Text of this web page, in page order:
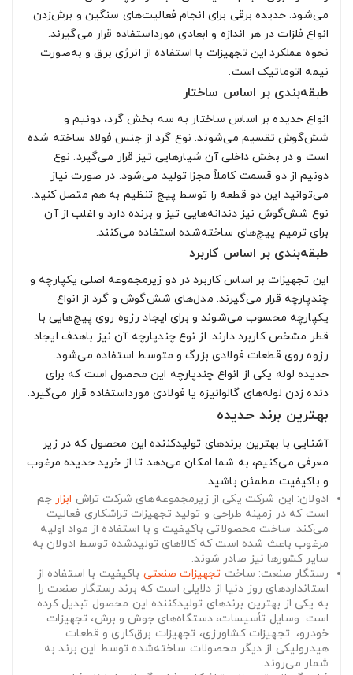
می‌شود. حدیده برقی برای انجام فعالیت‌های سنگین و برش‌زدن
انواع فلزات در هر اندازه و ابعادی مورداستفاده قرار می‌گیرند.
نحوه عملکرد این تجهیزات با استفاده از انرژی برق و به‌صورت
نیمه اتوماتیک است.
طبقه‌بندی بر اساس ساختار
انواع حدیده بر اساس ساختار به سه بخش گرد، دونیم و
شش‌گوش تقسیم می‌شوند. نوع گرد از جنس فولاد ساخته شده
است و در بخش داخلی آن شیارهایی تیز قرار می‌گیرد. نوع
دونیم از دو قسمت کاملاً مجزا تولید می‌شود. در صورت نیاز
می‌توانید این دو قطعه را توسط پیچ تنظیم به هم متصل کنید.
نوع شش‌گوش نیز دندانه‌هایی تیز و برنده دارد و اغلب از آن
برای ترمیم پیچ‌های ساخته‌شده استفاده می‌کنند.
طبقه‌بندی بر اساس کاربرد
این تجهیزات بر اساس کاربرد در دو زیرمجموعه اصلی یکپارچه و
چندپارچه قرار می‌گیرند. مدل‌های شش‌گوش و گرد از انواع
یکپارچه محسوب می‌شوند و برای ایجاد رزوه روی پیچ‌هایی با
قطر مشخص کاربرد دارند. از نوع چندپارچه آن نیز باهدف ایجاد
رزوه روی قطعات فولادی بزرگ و متوسط استفاده می‌شود.
حدیده لوله یکی از انواع چندپارچه این محصول است که برای
دنده زدن لوله‌های گالوانیزه یا فولادی مورداستفاده قرار می‌گیرد.
بهترین برند حدیده
آشنایی با بهترین برندهای تولیدکننده این محصول که در زیر
معرفی می‌کنیم، به شما امکان می‌دهد تا از خرید حدیده مرغوب
و باکیفیت مطمئن باشید.
ادولان: این شرکت یکی از زیرمجموعه‌های شرکت تراش ابزار جم
است که در زمینه طراحی و تولید تجهیزات تراشکاری فعالیت
می‌کند. ساخت محصولاتی باکیفیت و با استفاده از مواد اولیه
مرغوب باعث شده است که کالاهای تولیدشده توسط ادولان به
سایر کشورها نیز صادر شوند.
رستگار صنعت: ساخت تجهیزات صنعتی باکیفیت با استفاده از
استانداردهای روز دنیا از دلایلی است که برند رستگار صنعت را
به یکی از بهترین برندهای تولیدکننده این محصول تبدیل کرده
است. وسایل تأسیسات، دستگاه‌های جوش و برش، تجهیزات
خودرو، ‌ تجهیزات کشاورزی، تجهیزات برق‌کاری و قطعات
هیدرولیکی از دیگر محصولات ساخته‌شده توسط این برند به
شمار می‌روند.